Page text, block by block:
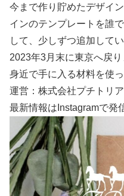
今まで作り貯めたデザイ
インのテンプレートを誰
して、少しずつ追加して
2023年3月末に東京へ戻り
身近で手に入る材料を使
運営：株式会社プチトリ
最新情報はInstagramで発